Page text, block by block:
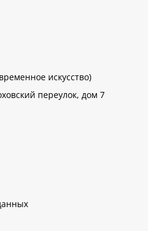
искусство)
переулок, дом 7